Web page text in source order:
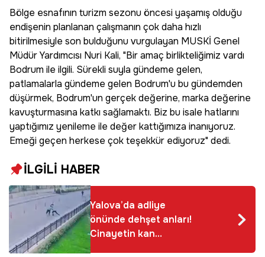
Bölge esnafının turizm sezonu öncesi yaşamış olduğu
endişenin planlanan çalışmanın çok daha hızlı
bitirilmesiyle son bulduğunu vurgulayan MUSKİ Genel
Müdür Yardımcısı Nuri Kali, "Bir amaç birlikteliğimiz vardı
Bodrum ile ilgili. Sürekli suyla gündeme gelen,
patlamalarla gündeme gelen Bodrum'u bu gündemden
düşürmek, Bodrum'un gerçek değerine, marka değerine
kavuşturmasına katkı sağlamaktı. Biz bu isale hatlarını
yaptığımız yenileme ile değer kattığımıza inanıyoruz.
Emeği geçen herkese çok teşekkür ediyoruz" dedi.
İLGİLİ HABER
Yalova’da adliye
önünde dehşet anları!
Cinayetin kan